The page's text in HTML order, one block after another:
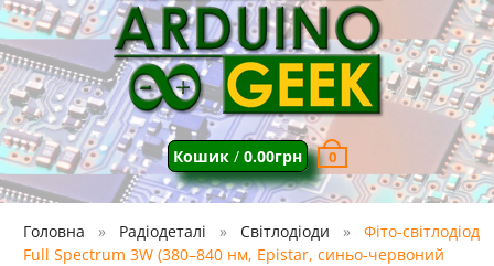
Кошик/ 0.00грн 0
Головна Радіодеталі Світлодіоди
Фіто-світлодіод
Full Spectrum 3W (380–840 нм, Epistar, синьо-червоний